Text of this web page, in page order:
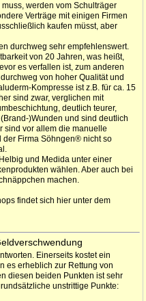
werden vom Schulträger
Verträge mit einigen Firmen
kaufen müsst, aber
durchweg sehr empfehlenswert.
von 20 Jahren, was heißt,
es verfallen ist, zum anderen
von hoher Qualität und
Kompresse ist z.B. für ca. 15
sind zwar, verglichen mit
deutlich teurer,
)Wunden und sind deutlich
sind vor allem die manuelle
Firma Söhngen® nicht so
und Medida unter einer
wählen. Aber auch bei
machen.
findet sich hier unter dem
Einerseits kostet ein
es erheblich zur Rettung von
diesen beiden Punkten ist sehr
unstrittige Punkte: